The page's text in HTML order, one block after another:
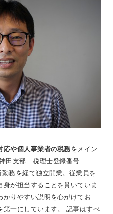
応や個人事業者の税務をメイン
田支部 税理士登録番号
務を経て独立開業。従業員を
が担当することを貫いていま
りやすい説明を心がけてお
第一にしています。 記事はすべ